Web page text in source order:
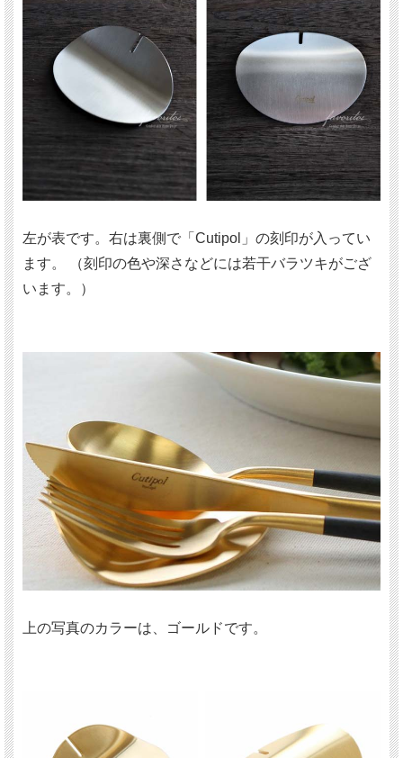
左が表です。右は裏側で「Cutipol」の刻印が入ってい
ます。 （刻印の色や深さなどには若干バラツキがござ
います。）
上の写真のカラーは、ゴールドです。